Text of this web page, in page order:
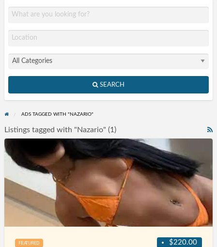
SEARCH
ADS TAGGED WITH "NAZARIO"
Listings tagged with "Nazario" (1)
Acompanhantes
Guarulhos
FEATURED $220.00